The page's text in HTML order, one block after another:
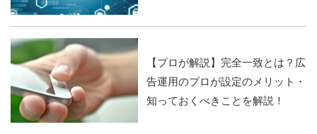
【プロが解説】完全一致とは？広
告運用のプロが設定のメリット・
知っておくべきことを解説！